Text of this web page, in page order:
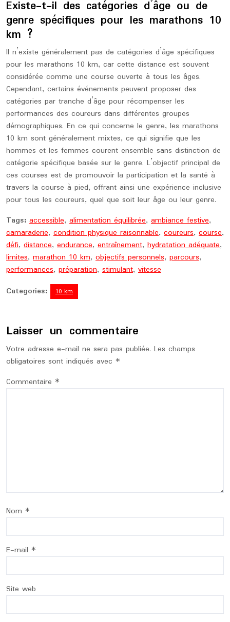
Existe-t-il des catégories d’âge ou de
genre spécifiques pour les marathons 10
km ?
Il n’existe généralement pas de catégories d’âge spécifiques
pour les marathons 10 km, car cette distance est souvent
considérée comme une course ouverte à tous les âges.
Cependant, certains événements peuvent proposer des
catégories par tranche d’âge pour récompenser les
performances des coureurs dans différentes groupes
démographiques. En ce qui concerne le genre, les marathons
10 km sont généralement mixtes, ce qui signifie que les
hommes et les femmes courent ensemble sans distinction de
catégorie spécifique basée sur le genre. L’objectif principal de
ces courses est de promouvoir la participation et la santé à
travers la course à pied, offrant ainsi une expérience inclusive
pour tous les coureurs, quel que soit leur âge ou leur genre.
Tags: accessible, alimentation équilibrée, ambiance festive,
camaraderie, condition physique raisonnable, coureurs, course,
défi, distance, endurance, entraînement, hydratation adéquate,
limites, marathon 10 km, objectifs personnels, parcours,
performances, préparation, stimulant, vitesse
Categories:
10 km
Laisser un commentaire
Votre adresse e-mail ne sera pas publiée. Les champs
obligatoires sont indiqués avec *
Commentaire *
Nom *
E-mail *
Site web